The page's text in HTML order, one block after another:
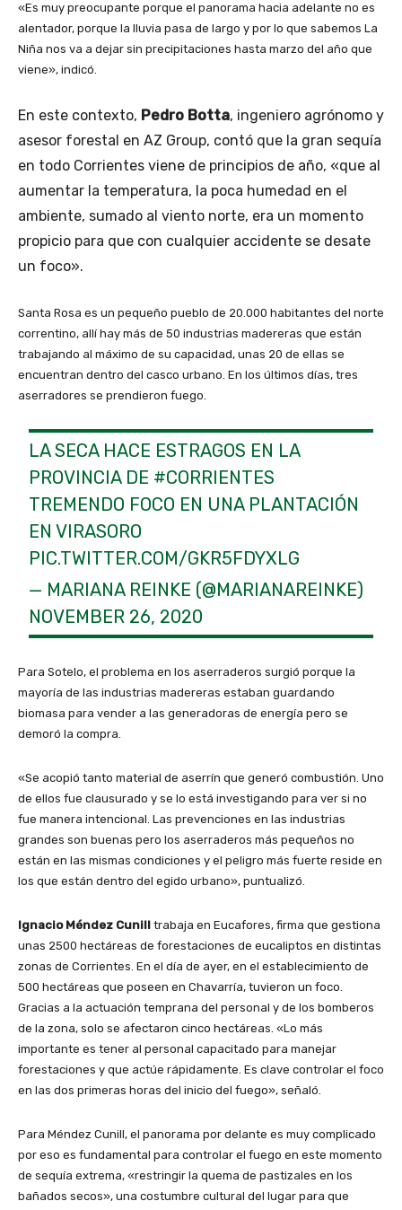
«Es muy preocupante porque el panorama hacia adelante no es
alentador, porque la lluvia pasa de largo y por lo que sabemos La
Niña nos va a dejar sin precipitaciones hasta marzo del año que
viene», indicó.
En este contexto, Pedro Botta, ingeniero agrónomo y
asesor forestal en AZ Group, contó que la gran sequía
en todo Corrientes viene de principios de año, «que al
aumentar la temperatura, la poca humedad en el
ambiente, sumado al viento norte, era un momento
propicio para que con cualquier accidente se desate
un foco».
Santa Rosa es un pequeño pueblo de 20.000 habitantes del norte
correntino, allí hay más de 50 industrias madereras que están
trabajando al máximo de su capacidad, unas 20 de ellas se
encuentran dentro del casco urbano. En los últimos días, tres
aserradores se prendieron fuego.
LA SECA HACE ESTRAGOS EN LA
PROVINCIA DE #CORRIENTES
TREMENDO FOCO EN UNA PLANTACIÓN
EN VIRASORO
PIC.TWITTER.COM/GKR5FDYXLG
— MARIANA REINKE (@MARIANAREINKE)
NOVEMBER 26, 2020
Para Sotelo, el problema en los aserraderos surgió porque la
mayoría de las industrias madereras estaban guardando
biomasa para vender a las generadoras de energía pero se
demoró la compra.
«Se acopió tanto material de aserrín que generó combustión. Uno
de ellos fue clausurado y se lo está investigando para ver si no
fue manera intencional. Las prevenciones en las industrias
grandes son buenas pero los aserraderos más pequeños no
están en las mismas condiciones y el peligro más fuerte reside en
los que están dentro del egido urbano», puntualizó.
Ignacio Méndez Cunill trabaja en Eucafores, firma que gestiona
unas 2500 hectáreas de forestaciones de eucaliptos en distintas
zonas de Corrientes. En el día de ayer, en el establecimiento de
500 hectáreas que poseen en Chavarría, tuvieron un foco.
Gracias a la actuación temprana del personal y de los bomberos
de la zona, solo se afectaron cinco hectáreas. «Lo más
importante es tener al personal capacitado para manejar
forestaciones y que actúe rápidamente. Es clave controlar el foco
en las dos primeras horas del inicio del fuego», señaló.
Para Méndez Cunill, el panorama por delante es muy complicado
por eso es fundamental para controlar el fuego en este momento
de sequía extrema, «restringir la quema de pastizales en los
bañados secos», una costumbre cultural del lugar para que